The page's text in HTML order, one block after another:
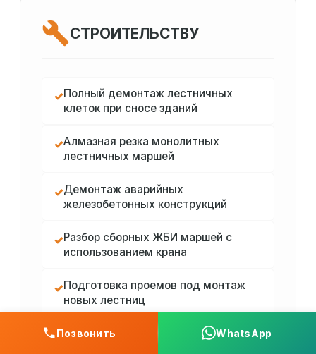
Позвонить WhatsApp
СТРОИТЕЛЬСТВУ
✓Полный демонтаж лестничных
клеток при сносе зданий
✓Алмазная резка монолитных
лестничных маршей
✓Демонтаж аварийных
железобетонных конструкций
✓Разбор сборных ЖБИ маршей с
использованием крана
✓Подготовка проемов под монтаж
новых лестниц